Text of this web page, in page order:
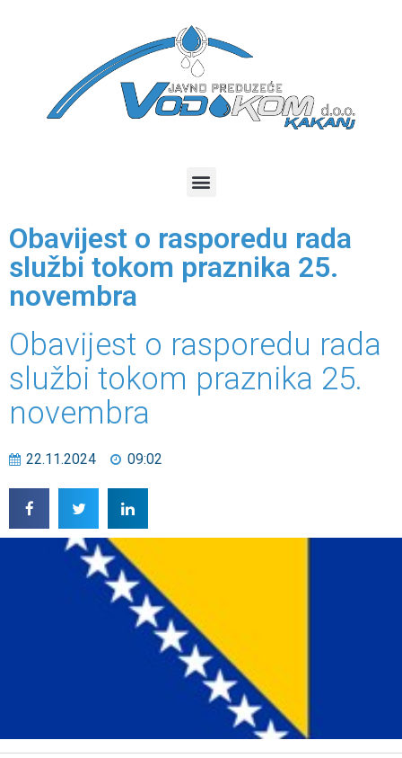
Obavijest o rasporedu rada
službi tokom praznika 25.
novembra
Obavijest o rasporedu rada
službi tokom praznika 25.
novembra
22.11.2024 09:02